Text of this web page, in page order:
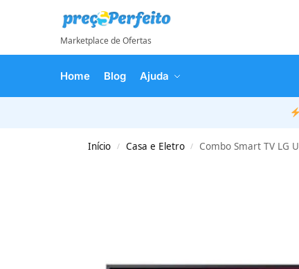
Marketplace de Ofertas
Home Blog Ajuda
Início / Casa e Eletro / Combo Smart TV LG